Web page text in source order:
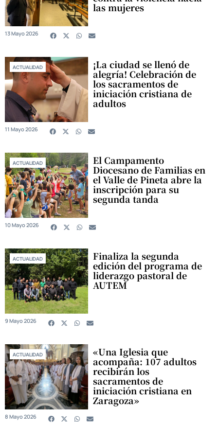
las mujeres
13 Mayo 2026
ACTUALIDAD ¡La ciudad se llenó de
alegría! Celebración de
los sacramentos de
iniciación cristiana de
adultos
11 Mayo 2026
ACTUALIDAD El Campamento
Diocesano de Familias en
el Valle de Pineta abre la
inscripción para su
segunda tanda
10 Mayo 2026
ACTUALIDAD Finaliza la segunda
edición del programa de
liderazgo pastoral de
AUTEM
9 Mayo 2026
ACTUALIDAD «Una Iglesia que
acompaña: 107 adultos
recibirán los
sacramentos de
iniciación cristiana en
Zaragoza»
8 Mayo 2026